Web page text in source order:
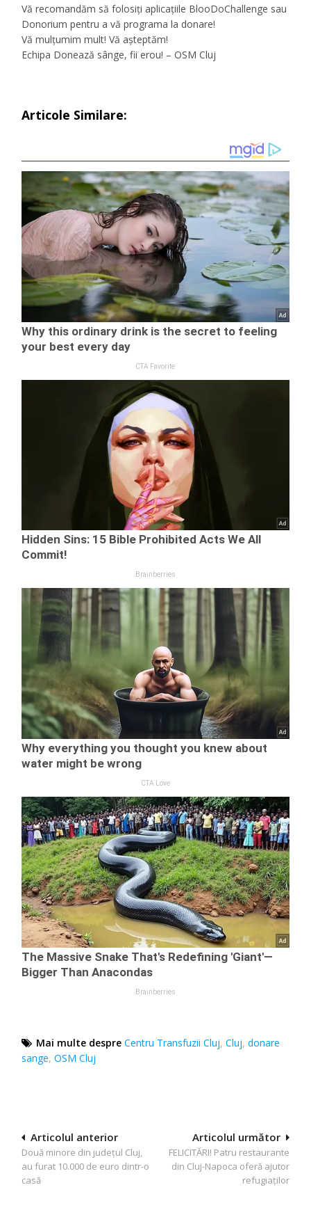
Vă recomandăm să folosiți aplicațiile BlooDoChallenge sau
Donorium pentru a vă programa la donare!
Vă mulțumim mult! Vă așteptăm!
Echipa Donează sânge, fii erou! – OSM Cluj
Articole Similare:
Mai multe despre Centru Transfuzii Cluj,Cluj,donare
sange,OSM Cluj
Navigare
în
articole
Articolul următor
FELICITĂRI! Patru restaurante
din Cluj-Napoca oferă ajutor
refugiaților
Articolul anterior
Două minore din județul Cluj,
au furat 10.000 de euro dintr-o
casă